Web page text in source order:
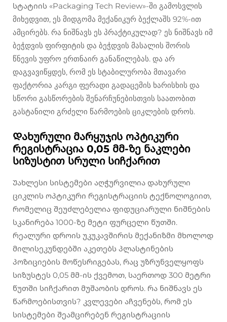
სტატიის «Packaging Tech Review»-ში გამოსვლის
მიხედვით, ეს მიდგომა მექანიკურ ბექლაშს 92%-ით
ამცირებს. რა ნიშნავს ეს პრაქტიკულად? ეს ნიშნავს იმ
ბეჭდვის ფირფიტის და ბეჭდვის მასალის შორის
წნევის უფრო ერთნაირ განაწილებას. და არ
დაგვავიწყდეს, რომ ეს სტაბილურობა მთავარი
ფაქტორია კარგი ფერადი გადაცემის ხარისხის და
სწორი გასწორების შენარჩუნებისთვის საათობით
გასტანილი გრძელი წარმოების ციკლების დროს.
Დახურული მარყუჯის ოპტიკური
რეგისტრაცია 0,05 მმ-ზე ნაკლები
სიზუსტით სრული სიჩქარით
Უახლესი სისტემები აღჭურვილია დახურული
ციკლის ოპტიკური რეგისტრაციის ტექნოლოგიით,
რომელიც შეუძლებელია ფიდუციარული ნიშნების
სკანირება 1000-ზე მეტი ფურცელი წუთში.
რეალური დროის უკუკავშირის მექანიზმი მხოლოდ
მილისეკუნდებში აკეთებს პლასტინების
პოზიციების მოწესრიგებას, რაც უზრუნველყოფს
სიზუსტეს 0,05 მმ-ის ქვემოთ, საერთოდ 300 მეტრი
წუთში სიჩქარით მუშაობის დროს. რა ნიშნავს ეს
წარმოებისთვის? კვლევები აჩვენებს, რომ ეს
სისტემები შეამცირებენ რეგისტრაციის